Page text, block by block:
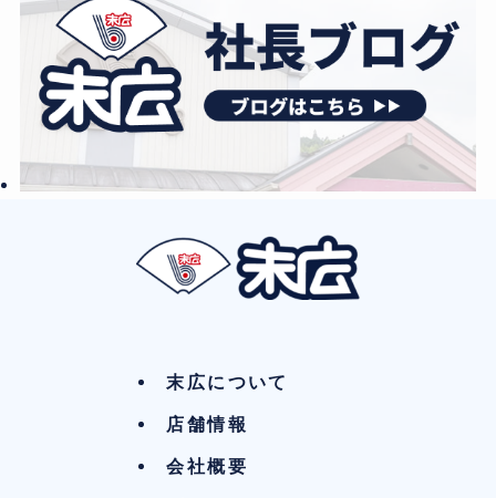
末広について
店舗情報
会社概要